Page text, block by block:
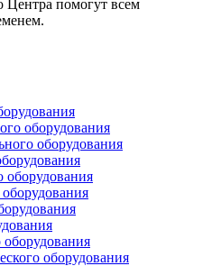
помогут всем
оборудования
оборудования
оборудования
оборудования